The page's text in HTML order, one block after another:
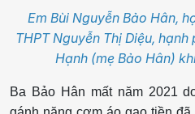
Em Bùi Nguyễn Bảo Hân,
THPT Nguyễn Thị Diệu,
Hạnh (mẹ Bảo Hân)
Ba Bảo Hân mất năm 2021